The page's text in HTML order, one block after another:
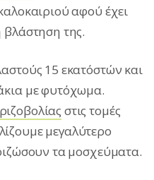
αφού έχει
βλάστηση της.
15 εκατόστών και
με φυτόχωμα.
στις τομές
μεγαλύτερο
τα μοσχεύματα.